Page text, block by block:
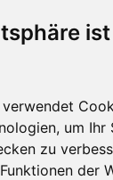
um Ihr
zu
der